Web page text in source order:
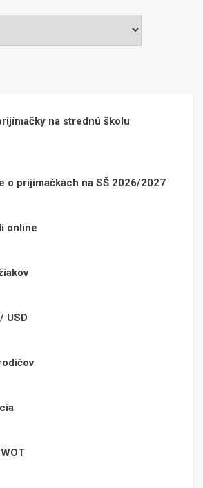
na strednú školu
o prijímačkách na SŠ 2026/2027
online
USD